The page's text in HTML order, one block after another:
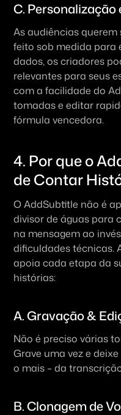
C. Personalização
As audiências
feito sob medida para
dados, os criadores
relevantes para seus
com a facilidade do
tomadas e editar
fórmula vencedora.
4. Por que o
de Contar
O AddSubtitle não é
divisor de águas para
na mensagem ao
dificuldades técnicas.
apoia cada etapa da
histórias:
A. Gravação &
Não é preciso várias
Grave uma vez e
o mais – da
B. Clonagem de